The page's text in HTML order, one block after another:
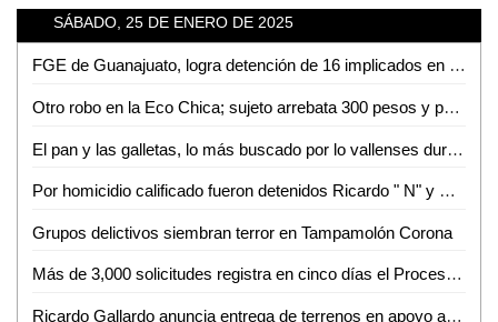
SÁBADO, 25 DE ENERO DE 2025
FGE de Guanajuato, logra detención de 16 implicados en el homicidio de Alcalde de Tancanhuitz
Otro robo en la Eco Chica; sujeto arrebata 300 pesos y paga con billete falso
El pan y las galletas, lo más buscado por lo vallenses durante la temporada fresca
Por homicidio calificado fueron detenidos Ricardo " N" y Martin "N".
Grupos delictivos siembran terror en Tampamolón Corona
Más de 3,000 solicitudes registra en cinco días el Proceso de Admisión 2025 de la UASLP
Ricardo Gallardo anuncia entrega de terrenos en apoyo a familias